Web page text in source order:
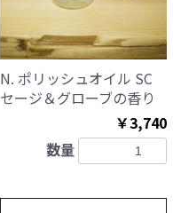
N. ポリッシュオイル SC
セージ＆グローブの香り
￥3,740
数量